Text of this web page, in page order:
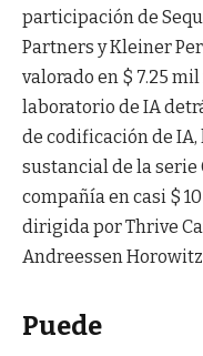
participación de
Partners y Kleiner
valorado en $ 7.25
laboratorio de IA
de codificación de
sustancial de la serie
compañía en casi $
dirigida por Thrive
Andreessen
Puede